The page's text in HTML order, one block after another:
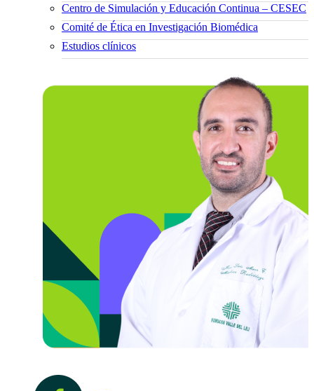
Centro de Simulación y Educación Continua – CESEC
Comité de Ética en Investigación Biomédica
Estudios clínicos